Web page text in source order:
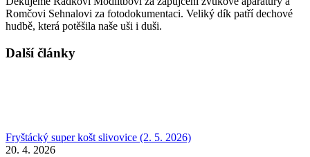
Romčovi Sehnalovi za fotodokumentaci. Veliký dík patří dechové
hudbě, která potěšila naše uši i duši.
Další články
Fryštácký super košt slivovice (2. 5. 2026)
20. 4. 2026